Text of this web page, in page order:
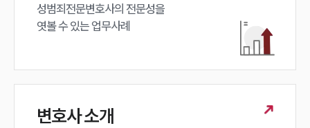
대륜법률상담예약
성범죄전문변호사의 전문성을
엿볼 수 있는 업무사례
변호사 소개